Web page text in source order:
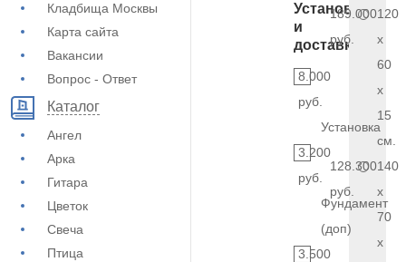
Кладбища Москвы
Карта сайта
Вакансии
Вопрос - Ответ
Каталог
Ангел
Арка
Гитара
Цветок
Свеча
Птица
Установка
и
доставка
8.000
руб.
Установка
3.200
руб.
Фундамент
(доп)
3.500
189.000
руб.
120
x
60
x
15
см.
128.300
руб.
140
x
70
x